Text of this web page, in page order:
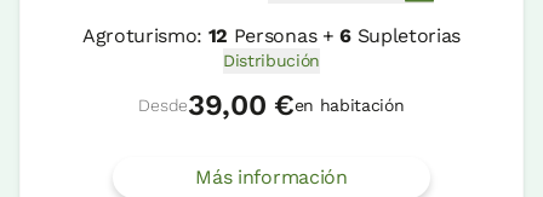
Agroturismo: 12 Personas +6Supletorias
Distribución
Desde39,00 €en habitación
Más información